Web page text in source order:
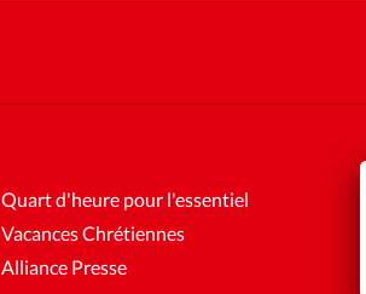
Quart d'heure pour l'essentiel
Vacances Chrétiennes
Alliance Presse